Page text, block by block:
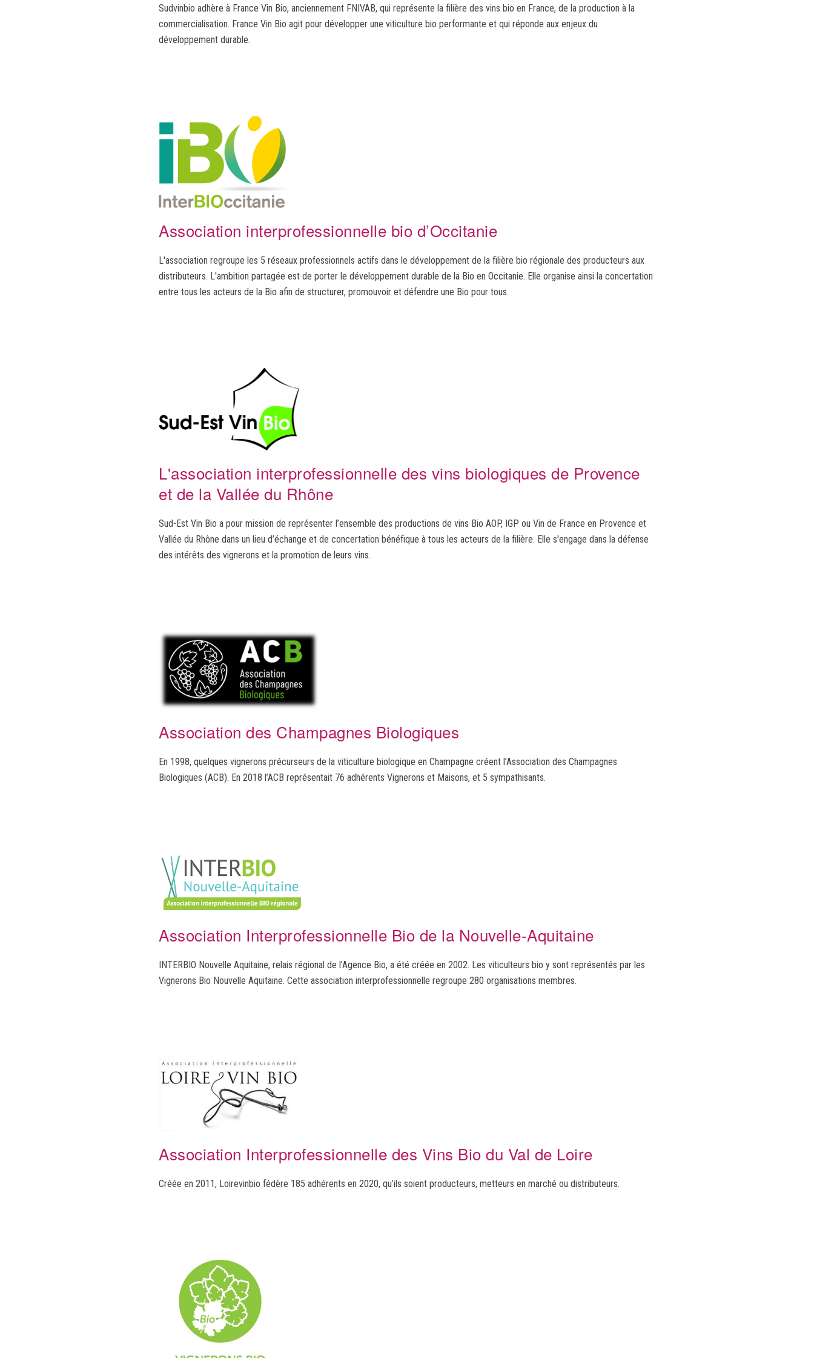
Sudvinbio adhère à France Vin Bio, anciennement FNIVAB, qui représente la filière des vins bio en France, de la production à la
commercialisation. France Vin Bio agit pour développer une viticulture bio performante et qui réponde aux enjeux du
développement durable.
Association interprofessionnelle bio d’Occitanie
L'association regroupe les 5 réseaux professionnels actifs dans le développement de la filière bio régionale des producteurs aux
distributeurs. L'ambition partagée est de porter le développement durable de la Bio en Occitanie. Elle organise ainsi la concertation
entre tous les acteurs de la Bio afin de structurer, promouvoir et défendre une Bio pour tous.
L'association interprofessionnelle des vins biologiques de Provence
et de la Vallée du Rhône
Sud-Est Vin Bio a pour mission de représenter l’ensemble des productions de vins Bio AOP, IGP ou Vin de France en Provence et
Vallée du Rhône dans un lieu d’échange et de concertation bénéfique à tous les acteurs de la filière. Elle s'engage dans la défense
des intérêts des vignerons et la promotion de leurs vins.
Association des Champagnes Biologiques
En 1998, quelques vignerons précurseurs de la viticulture biologique en Champagne créent l’Association des Champagnes
Biologiques (ACB). En 2018 l’ACB représentait 76 adhérents Vignerons et Maisons, et 5 sympathisants.
Association Interprofessionnelle Bio de la Nouvelle-Aquitaine
INTERBIO Nouvelle Aquitaine, relais régional de l’Agence Bio, a été créée en 2002. Les viticulteurs bio y sont représentés par les
Vignerons Bio Nouvelle Aquitaine. Cette association interprofessionnelle regroupe 280 organisations membres.
Association Interprofessionnelle des Vins Bio du Val de Loire
Créée en 2011, Loirevinbio fédère 185 adhérents en 2020, qu’ils soient producteurs, metteurs en marché ou distributeurs.